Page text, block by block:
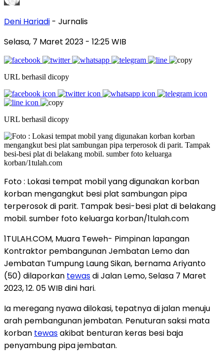
Deni Hariadi - Jurnalis
Selasa, 7 Maret 2023 - 12:25 WIB
URL berhasil dicopy
URL berhasil dicopy
Foto : Lokasi tempat mobil yang digunakan korban
korban mengangkut besi plat sambungan pipa
terperosok di parit. Tampak besi-besi plat di belakang
mobil. sumber foto keluarga korban/1tulah.com
1TULAH.COM, Muara Teweh- Pimpinan lapangan
Kontraktor pembangunan Jembatan Lemo dan
Jembatan Tumpung Laung Sikan, bernama Ariyanto
(50) dilaporkan tewasdi Jalan Lemo, Selasa 7 Maret
2023, 12. 05 WIB dini hari.
Ia meregang nyawa dilokasi, tepatnya di jalan menuju
arah pembangunan jembatan. Penuturan saksi mata
korban tewasakibat benturan keras besi baja
penyambung pipa jembatan.